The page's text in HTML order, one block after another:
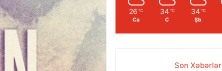
26 ℃
Ca
34 ℃
C
34 ℃
Şb
Son Xəbərlər